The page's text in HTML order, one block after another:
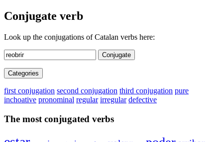
Conjugate verb
Look up the conjugations of Catalan verbs here:
Conjugate
Categories
first conjugation second conjugation third conjugation pure
inchoative pronominal regular irregular defective
The most conjugated verbs